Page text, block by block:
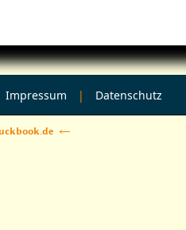
Impressum | Datenschutz
←